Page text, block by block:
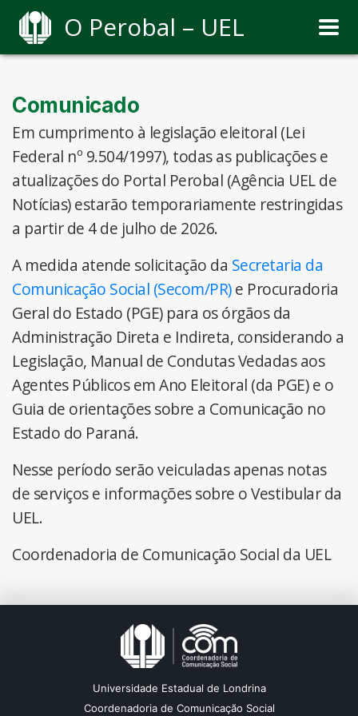
O Perobal – UEL
Comunicado
Em cumprimento à legislação eleitoral (Lei
Federal nº 9.504/1997), todas as publicações e
atualizações do Portal Perobal (Agência UEL de
Notícias) estarão temporariamente restringidas
a partir de 4 de julho de 2026.
A medida atende solicitação da Secretaria da
Comunicação Social (Secom/PR)e Procuradoria
Geral do Estado (PGE) para os órgãos da
Administração Direta e Indireta, considerando a
Legislação, Manual de Condutas Vedadas aos
Agentes Públicos em Ano Eleitoral (da PGE) e o
Guia de orientações sobre a Comunicação no
Estado do Paraná.
Nesse período serão veiculadas apenas notas
de serviços e informações sobre o Vestibular da
UEL.
Coordenadoria de Comunicação Social da UEL
Universidade Estadual de Londrina
Coordenadoria de Comunicação Social